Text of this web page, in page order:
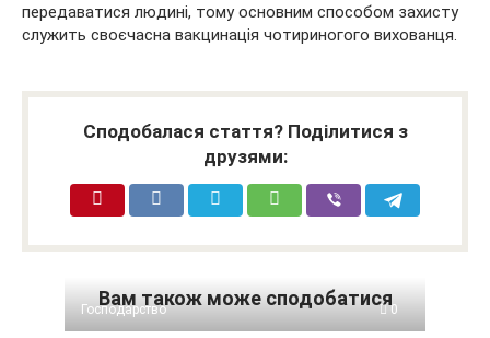
передаватися людині, тому основним способом захисту
служить своєчасна вакцинація чотириногого вихованця.
Сподобалася стаття? Поділитися з
друзями:
Вам також може сподобатися
Господарство 0